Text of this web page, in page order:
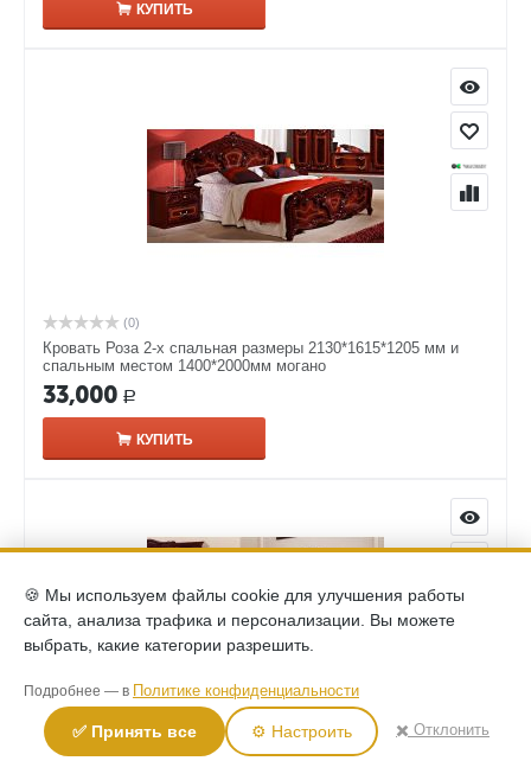
КУПИТЬ
(0)
Кровать Роза 2-х спальная размеры 2130*1615*1205 мм и
спальным местом 1400*2000мм могано
33,000 Р
КУПИТЬ
🍪 Мы используем файлы cookie для улучшения работы
сайта, анализа трафика и персонализации. Вы можете
выбрать, какие категории разрешить.
Подробнее — в Политике конфиденциальности
✅ Принять все ⚙️ Настроить ✖️ Отклонить